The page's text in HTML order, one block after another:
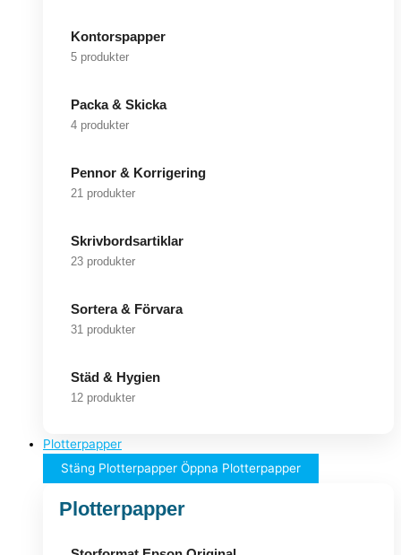
Kontorspapper
5 produkter
Packa & Skicka
4 produkter
Pennor & Korrigering
21 produkter
Skrivbordsartiklar
23 produkter
Sortera & Förvara
31 produkter
Städ & Hygien
12 produkter
Plotterpapper
Stäng Plotterpapper Öppna Plotterpapper
Plotterpapper